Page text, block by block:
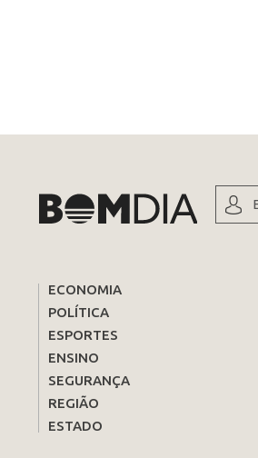
ECONOMIA
POLÍTICA
ESPORTES
ENSINO
SEGURANÇA
REGIÃO
ESTADO